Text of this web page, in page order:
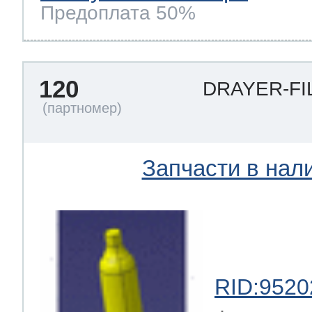
Предоплата 50%
120 DRAYER-
Запчасти в